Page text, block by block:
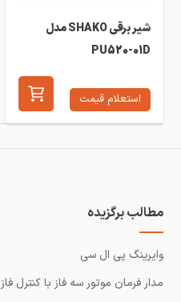
شیر برقی SHAKO مدل
PU520-01D
استعلام قیمت
مطالب برگزیده
وایرینگ پی ال سی
مدار فرمان موتور سه فاز با کنترل فاز